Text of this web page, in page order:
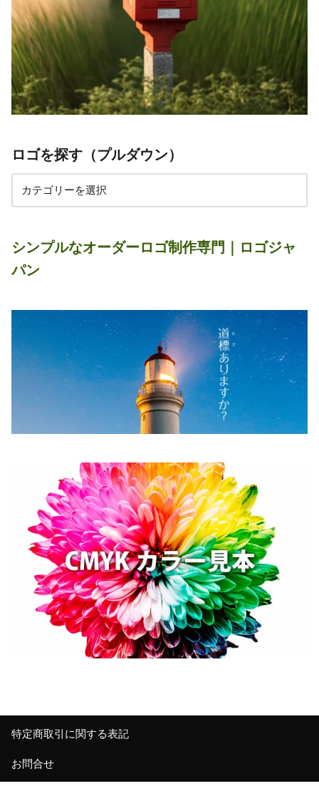
ロゴを探す（プルダウン）
シンプルなオーダーロゴ制作専門｜ロゴジャ
パン
特定商取引に関する表記
お問合せ